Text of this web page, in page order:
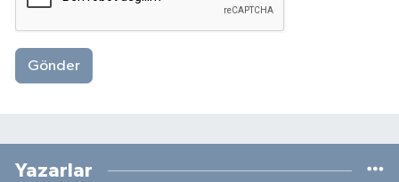
Gönder
Yazarlar